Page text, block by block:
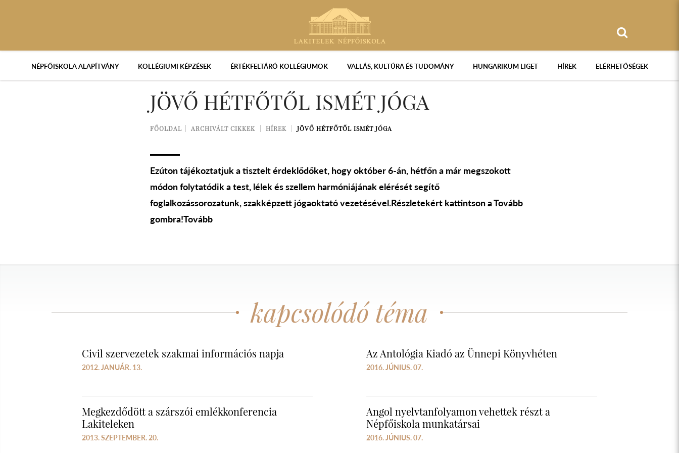
NÉPFŐISKOLA ALAPÍTVÁNY KOLLÉGIUMI KÉPZÉSEK ÉRTÉKFELTÁRÓ KOLLÉGIUMOK VALLÁS, KULTÚRA ÉS TUDOMÁNY HUNGARIKUM LIGET HÍREK ELÉRHETŐSÉGEK
JÖVŐ HÉTFŐTŐL ISMÉT JÓGA
FŐOLDAL ARCHIVÁLT CIKKEK HÍREK JÖVŐ HÉTFŐTŐL ISMÉT JÓGA
Ezúton tájékoztatjuk a tisztelt érdeklődőket, hogy október 6-án, hétfőn a már megszokott
módon folytatódik a test, lélek és szellem harmóniájának elérését segítő
foglalkozássorozatunk, szakképzett jógaoktató vezetésével.Részletekért kattintson a Tovább
gombra!Tovább
kapcsolódó téma
Civil szervezetek szakmai információs napja
2012. JANUÁR. 13.
Az Antológia Kiadó az Ünnepi Könyvhéten
2016. JÚNIUS. 07.
Megkezdődött a szárszói emlékkonferencia
Lakiteleken
2013. SZEPTEMBER. 20.
Angol nyelvtanfolyamon vehettek részt a
Népfőiskola munkatársai
2016. JÚNIUS. 07.